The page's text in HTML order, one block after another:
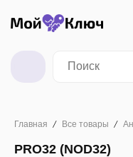
Главная Все товары
PRO32 (NOD32)